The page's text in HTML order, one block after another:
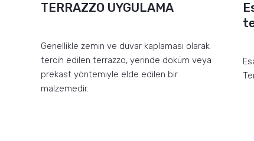
TERRAZZO UYGULAMA
Genellikle zemin ve duvar kaplaması olarak
tercih edilen terrazzo, yerinde döküm veya
prekast yöntemiyle elde edilen bir
malzemedir.